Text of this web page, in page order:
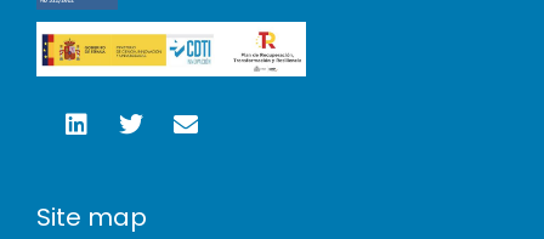
Site map